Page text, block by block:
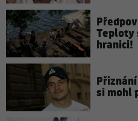
Teploty
hranici!
si mohl